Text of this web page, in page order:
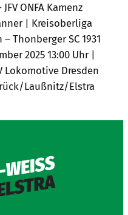
ONFA Kamenz
| Kreisoberliga
Thonberger SC 1931
2025 13:00 Uhr |
Lokomotive Dresden
Laußnitz/Elstra